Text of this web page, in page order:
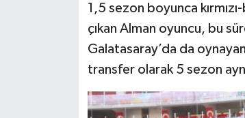
1,5 sezon boyunca
çıkan Alman oyuncu, bu
Galatasaray’da da
transfer olarak 5 sezon